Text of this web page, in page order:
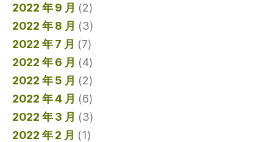
2022 年 9 月 (2)
2022 年 8 月 (3)
2022 年 7 月 (7)
2022 年 6 月 (4)
2022 年 5 月 (2)
2022 年 4 月 (6)
2022 年 3 月 (3)
2022 年 2 月 (1)